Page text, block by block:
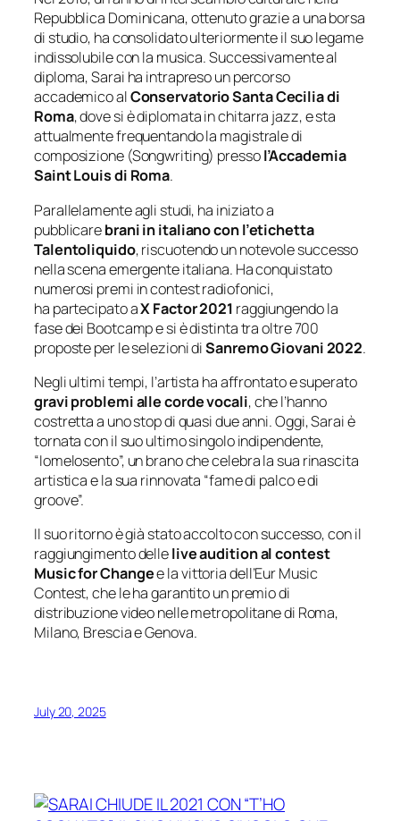
Repubblica Dominicana, ottenuto grazie a una borsa
di studio, ha consolidato ulteriormente il suo legame
indissolubile con la musica. Successivamente al
diploma, Sarai ha intrapreso un percorso
accademico alConservatorio Santa Cecilia di
Roma, dove si è diplomata in chitarra jazz, e sta
attualmente frequentando la magistrale di
composizione (Songwriting) pressol’Accademia
Saint Louis di Roma.
Parallelamente agli studi, ha iniziato a
pubblicarebrani in italiano con l’etichetta
Talentoliquido, riscuotendo un notevole successo
nella scena emergente italiana. Ha conquistato
numerosi premi in contest radiofonici,
ha partecipato aX Factor 2021 raggiungendo la
fase dei Bootcamp e si è distinta tra oltre 700
proposte per le selezioni diSanremo Giovani 2022.
Negli ultimi tempi, l’artista ha affrontato e superato
gravi problemi alle corde vocali, che l’hanno
costretta a uno stop di quasi due anni. Oggi, Sarai è
tornata con il suo ultimo singolo indipendente,
“Iomelosento”, un brano che celebra la sua rinascita
artistica e la sua rinnovata “fame di palco e di
groove”.
Il suo ritorno è già stato accolto con successo, con il
raggiungimento dellelive audition al contest
Music for Changee la vittoria dell’Eur Music
Contest, che le ha garantito un premio di
distribuzione video nelle metropolitane di Roma,
Milano, Brescia e Genova.
July 20, 2025